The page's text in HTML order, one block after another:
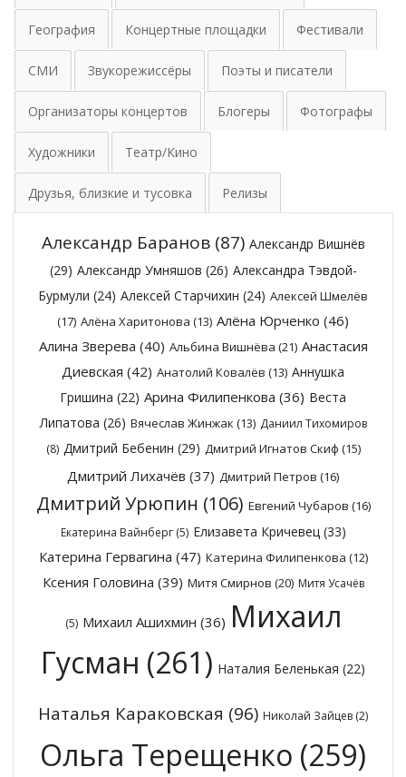
География Концертные площадки Фестивали
СМИ Звукорежиссёры Поэты и писатели
Организаторы концертов Блогеры Фотографы
Художники Театр/Кино
Друзья, близкие и тусовка Релизы
Александр Баранов(87) Александр Вишнёв
(29) Александр Умняшов (26) Александра Тэвдой-
Бурмули (24) Алексей Старчихин (24) Алексей Шмелёв
(17) Алёна Харитонова (13) Алёна Юрченко (46)
Алина Зверева (40) Альбина Вишнёва (21) Анастасия
Диевская (42) Анатолий Ковалёв (13) Аннушка
Гришина (22) Арина Филипенкова (36) Веста
Липатова (26) Вячеслав Жинжак (13) Даниил Тихомиров
(8) Дмитрий Бебенин (29) Дмитрий Игнатов Скиф (15)
Дмитрий Лихачёв (37) Дмитрий Петров (16)
Дмитрий Урюпин (106) Евгений Чубаров (16)
Екатерина Вайнберг(5) Елизавета Кричевец(33)
Катерина Гервагина (47) Катерина Филипенкова (12)
Ксения Головина (39) Митя Смирнов (20) Митя Усачёв
(5) Михаил Ашихмин (36) Михаил
Гусман (261) Наталия Беленькая (22)
Наталья Караковская (96) Николай Зайцев (2)
Ольга Терещенко (259)